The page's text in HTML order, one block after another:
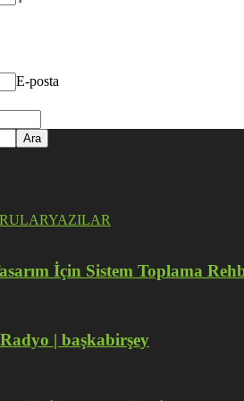
E-posta
YAZILAR
İçin Sistem Toplama
| başkabirşey